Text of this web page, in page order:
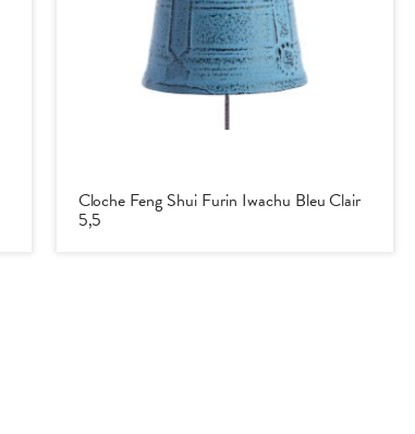
Cloche Feng Shui Furin Iwachu Bleu Clair
5,5